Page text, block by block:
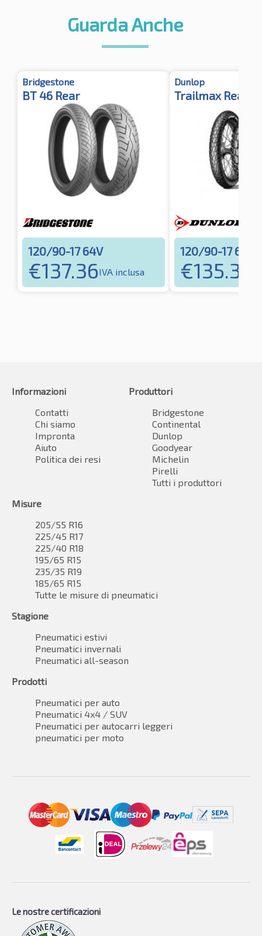
Guarda Anche
Bridgestone
BT 46 Rear
120/90-17 64V
€137.36IVA inclusa
Dunlop
Trailmax Rear
120/90-17 64S
€135.31
Informazioni
Contatti
Chi siamo
Impronta
Aiuto
Politica dei resi
Produttori
Bridgestone
Continental
Dunlop
Goodyear
Michelin
Pirelli
Tutti i produttori
Misure
205/55 R16
225/45 R17
225/40 R18
195/65 R15
235/35 R19
185/65 R15
Tutte le misure di pneumatici
Stagione
Pneumatici estivi
Pneumatici invernali
Pneumatici all-season
Prodotti
Pneumatici per auto
Pneumatici 4x4 / SUV
Pneumatici per autocarri leggeri
pneumatici per moto
Le nostre certificazioni